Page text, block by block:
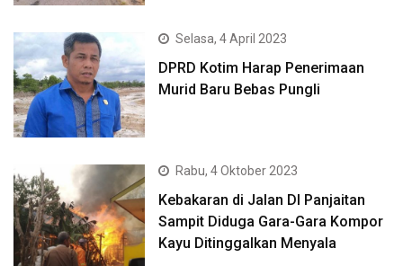
Selasa, 4 April 2023
DPRD Kotim Harap Penerimaan
Murid Baru Bebas Pungli
Rabu, 4 Oktober 2023
Kebakaran di Jalan DI Panjaitan
Sampit Diduga Gara-Gara Kompor
Kayu Ditinggalkan Menyala